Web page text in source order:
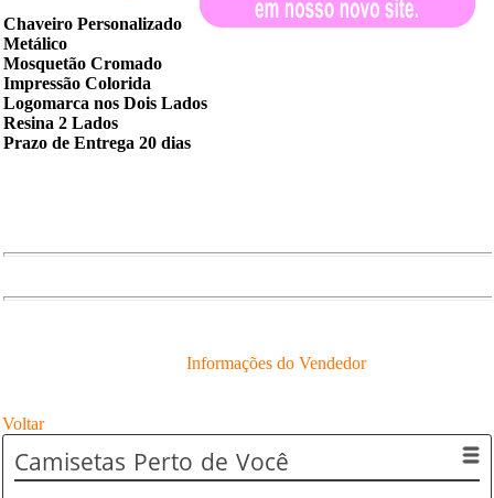
Chaveiro Personalizado
Metálico
Mosquetão Cromado
Impressão Colorida
Logomarca nos Dois Lados
Resina 2 Lados
Prazo de Entrega 20 dias
Informações do Vendedor
Voltar
Camisetas Perto de Você